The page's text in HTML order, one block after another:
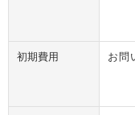
初期費用 お問